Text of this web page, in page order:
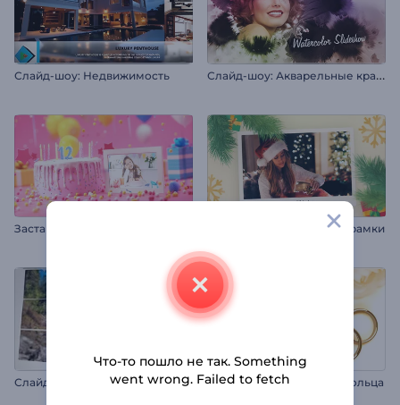
Слайд-шоу: Недвижимость С
лайд-шоу: Акварельные краски
Заставка в честь дня рождения Слайд-шоу: Новогодние рамки
С
лайд-шоу: Раскладывающиеся снимки Заставка: Обручальные кольца
Что-то пошло не так. Something
went wrong. Failed to fetch